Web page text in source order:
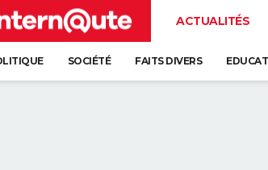
ACTUALITÉS
SOCIÉTÉ FAITS DIVERS